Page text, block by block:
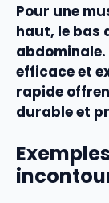
Pour une
haut, le bas
abdominale.
efficaceet
rapide
durable et